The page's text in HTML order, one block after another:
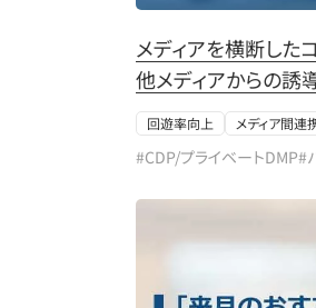
メディアを横断した
他メディアからの誘
回遊率向上 メディア間連
#CDP/プライベートDMP#